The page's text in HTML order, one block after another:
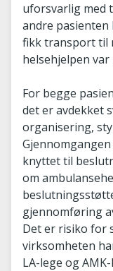
uforsvarlig med
andre pasienten
fikk transport til
helsehjelpen
For begge
det er avdekket
organisering,
knyttet til
om
gjennomføring
Det er risiko for
virksomheten
LA-lege og